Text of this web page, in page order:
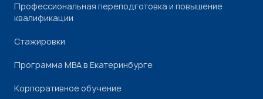
Профессиональная переподготовка и повышение
квалификации
Стажировки
Программа МВА в Екатеринбурге
Корпоративное обучение